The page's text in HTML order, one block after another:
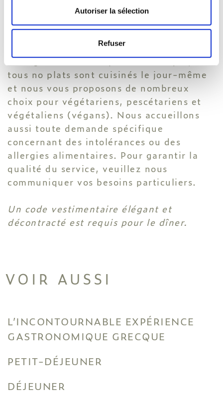
Autoriser la sélection
Refuser
ALIMENTAIRES
SPÉCIFIQUES
Pour garantir une expérience unique,
tous no plats sont cuisinés le jour-même
et nous vous proposons de nombreux
choix pour végétariens, pescétariens et
végétaliens (végans). Nous accueillons
aussi toute demande spécifique
concernant des intolérances ou des
allergies alimentaires. Pour garantir la
qualité du service, veuillez nous
communiquer vos besoins particuliers.
Un code vestimentaire élégant et
décontracté est requis pour le dîner.
VOIR AUSSI
L’INCONTOURNABLE EXPÉRIENCE
GASTRONOMIQUE GRECQUE
PETIT-DÉJEUNER
DÉJEUNER